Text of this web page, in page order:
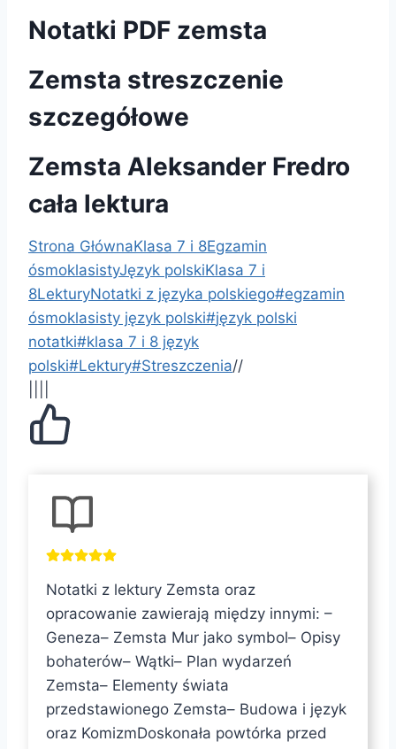
Notatki PDF zemsta
Zemsta streszczenie
szczegółowe
Zemsta Aleksander Fredro
cała lektura
Strona GłównaKlasa 7 i 8Egzamin
ósmoklasistyJęzyk polskiKlasa 7 i
8LekturyNotatki z języka polskiego#egzamin
ósmoklasisty język polski#język polski
notatki#klasa 7 i 8 język
polski#Lektury#Streszczenia//
Notatki z lektury Zemsta oraz
opracowanie zawierają między innymi: –
Geneza– Zemsta Mur jako symbol– Opisy
bohaterów– Wątki– Plan wydarzeń
Zemsta– Elementy świata
przedstawionego Zemsta– Budowa i język
oraz KomizmDoskonała powtórka przed